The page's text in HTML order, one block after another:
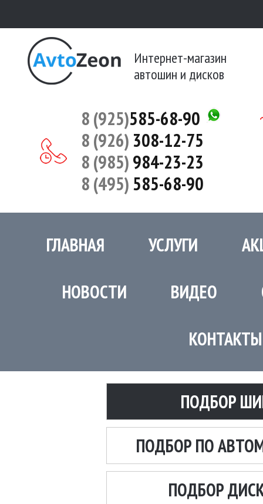
Интернет-магазин
автошин и дисков
8 (925)585-68-90
8 (926) 308-12-75
8 (985)984-23-23
8 (495)585-68-90
ГЛАВНАЯ УСЛУГИ
НОВОСТИ ВИДЕО
КОНТАКТЫ
ПОДБОР
ПОДБОР ПО
ПОДБОР